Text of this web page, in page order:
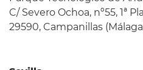
C/ Severo Ochoa, nº55, 1ª
29590, Campanillas